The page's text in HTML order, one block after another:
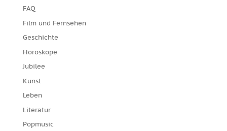
FAQ
Film und Fernsehen
Geschichte
Horoskope
Jubilee
Kunst
Leben
Literatur
Popmusic